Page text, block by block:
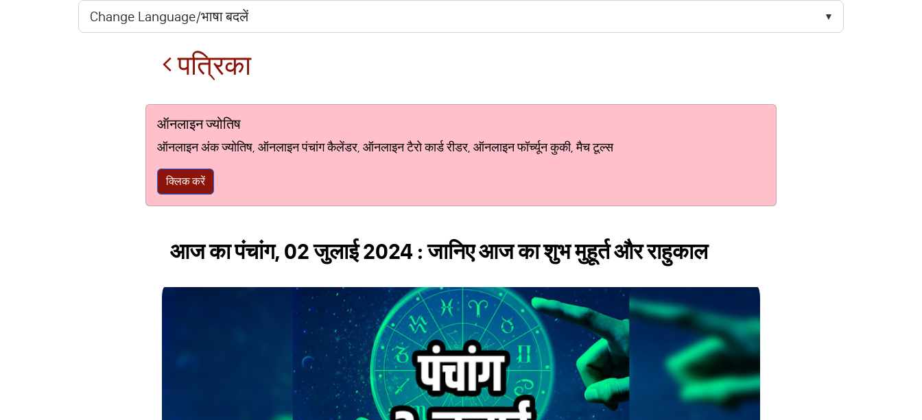
पत्रिका
ऑनलाइन ज्योतिष
ऑनलाइन अंक ज्योतिष, ऑनलाइन पंचांग कैलेंडर, ऑनलाइन टैरो कार्ड रीडर, ऑनलाइन फॉर्च्यून कुकी, मैच टूल्स
क्लिक करें
आज का पंचांग, 02 जुलाई 2024 : जानिए आज का शुभ मुहूर्त और राहुकाल